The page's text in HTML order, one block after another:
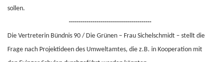
sollen.
------------------------------------------
Die Vertreterin Bündnis 90 / Die Grünen – Frau Sichelschmidt – stellt die
Frage nach Projektideen des Umweltamtes, die z.B. in Kooperation mit